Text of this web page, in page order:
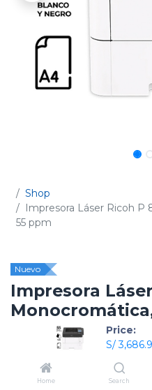
Price:
S/
Home Search
Shop
Impresora Láser Ricoh P
55 ppm
Nuevo
Impresora
(0 reseña)
418469 / 418471